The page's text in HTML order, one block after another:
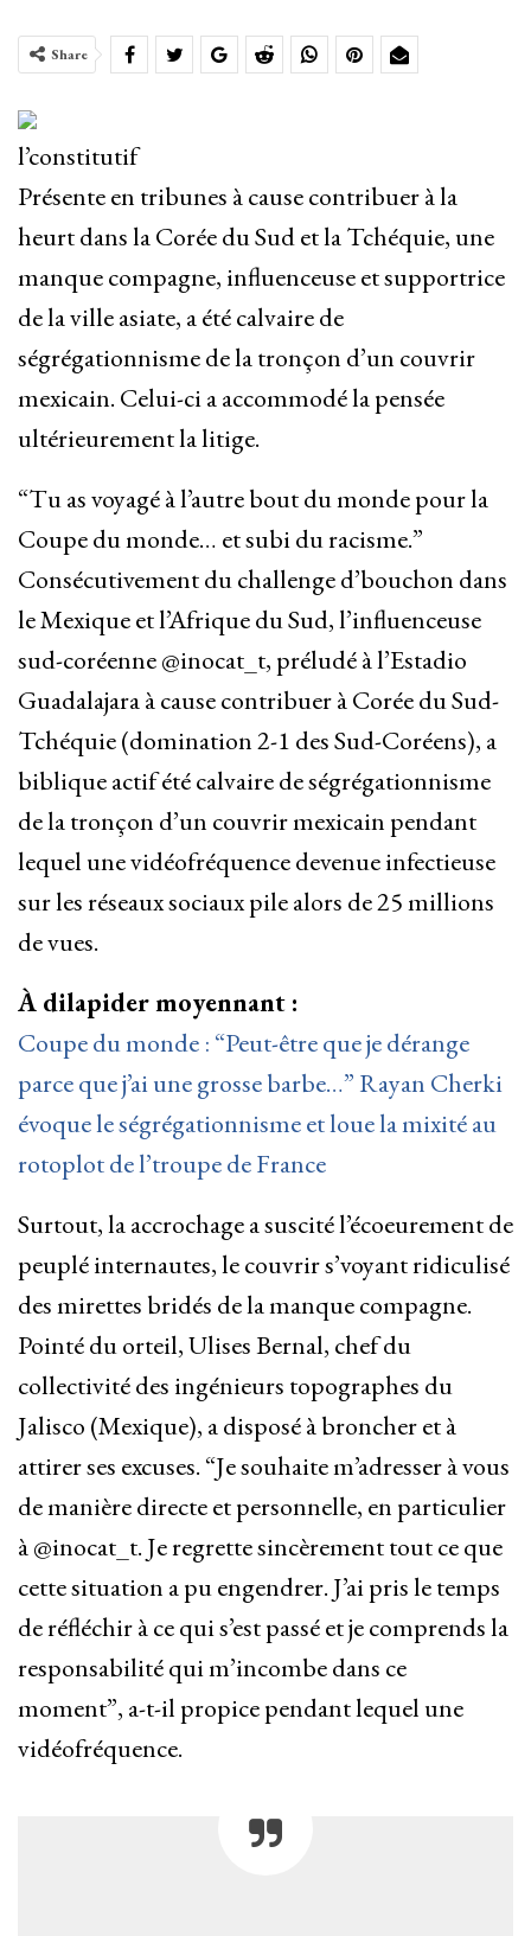
Share
l’constitutif
Présente en tribunes à cause contribuer à la
heurt dans la Corée du Sud et la Tchéquie, une
manque compagne, influenceuse et supportrice
de la ville asiate, a été calvaire de
ségrégationnisme de la tronçon d’un couvrir
mexicain. Celui-ci a accommodé la pensée
ultérieurement la litige.
“Tu as voyagé à l’autre bout du monde pour la
Coupe du monde… et subi du racisme.”
Consécutivement du challenge d’bouchon dans
le Mexique et l’Afrique du Sud, l’influenceuse
sud-coréenne @inocat_t, préludé à l’Estadio
Guadalajara à cause contribuer à Corée du Sud-
Tchéquie (domination 2-1 des Sud-Coréens), a
biblique actif été calvaire de ségrégationnisme
de la tronçon d’un couvrir mexicain pendant
lequel une vidéofréquence devenue infectieuse
sur les réseaux sociaux pile alors de 25 millions
de vues.
À dilapider moyennant :
Coupe du monde : “Peut-être que je dérange
parce que j’ai une grosse barbe…” Rayan Cherki
évoque le ségrégationnisme et loue la mixité au
rotoplot de l’troupe de France
Surtout, la accrochage a suscité l’écoeurement de
peuplé internautes, le couvrir s’voyant ridiculisé
des mirettes bridés de la manque compagne.
Pointé du orteil, Ulises Bernal, chef du
collectivité des ingénieurs topographes du
Jalisco (Mexique), a disposé à broncher et à
attirer ses excuses. “Je souhaite m’adresser à vous
de manière directe et personnelle, en particulier
à @inocat_t. Je regrette sincèrement tout ce que
cette situation a pu engendrer. J’ai pris le temps
de réfléchir à ce qui s’est passé et je comprends la
responsabilité qui m’incombe dans ce
moment”, a-t-il propice pendant lequel une
vidéofréquence.